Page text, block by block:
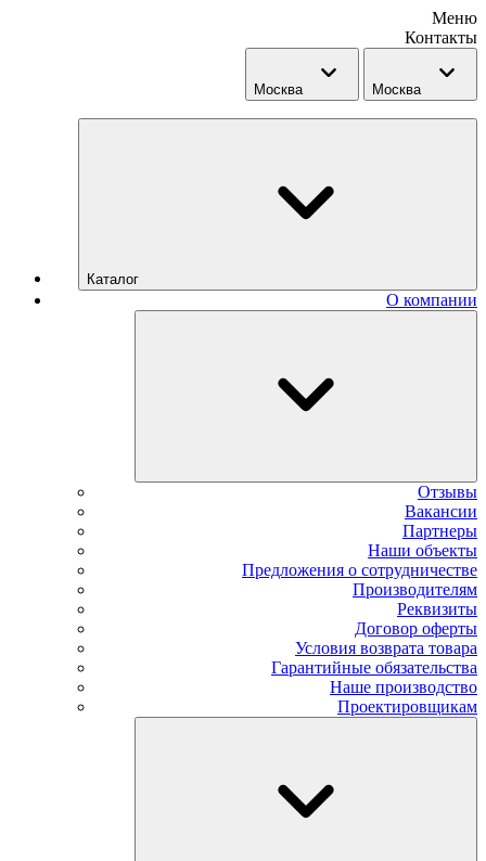
Меню
Контакты
Москва Москва
Каталог
О компании
Отзывы
Вакансии
Партнеры
Наши объекты
Предложения о сотрудничестве
Производителям
Реквизиты
Договор оферты
Условия возврата товара
Гарантийные обязательства
Наше производство
Проектировщикам